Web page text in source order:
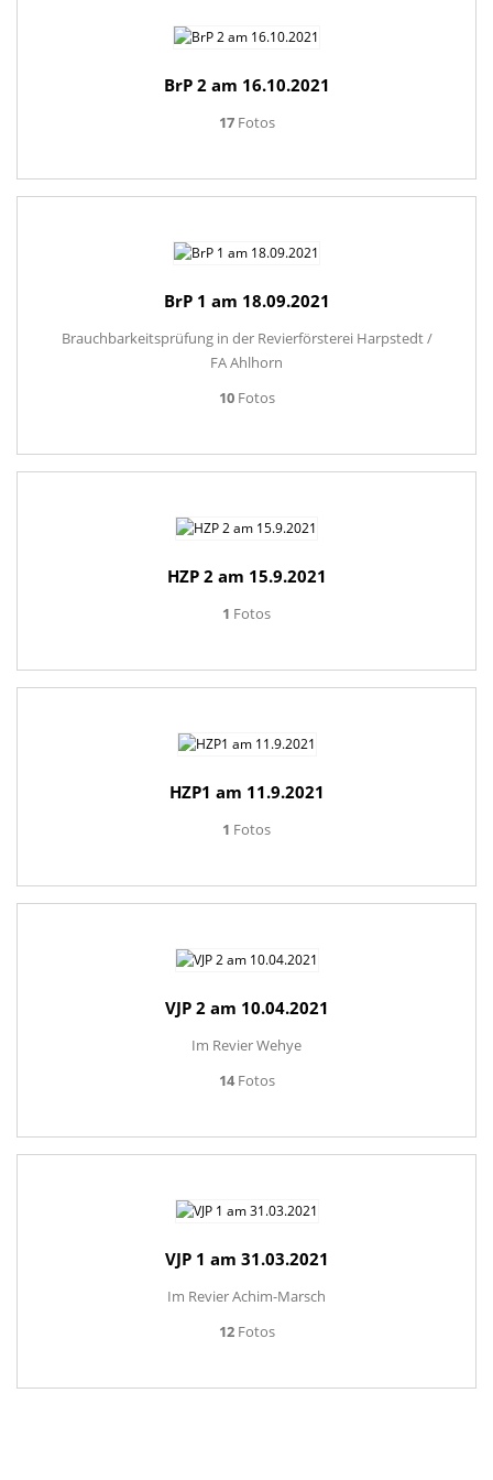
BrP 2 am 16.10.2021
17Fotos
BrP 1 am 18.09.2021
Brauchbarkeitsprüfung in der Revierförsterei Harpstedt /
FA Ahlhorn
10Fotos
HZP 2 am 15.9.2021
1 Fotos
HZP1 am 11.9.2021
1 Fotos
VJP 2 am 10.04.2021
Im Revier Wehye
14Fotos
VJP 1 am 31.03.2021
Im Revier Achim-Marsch
12Fotos